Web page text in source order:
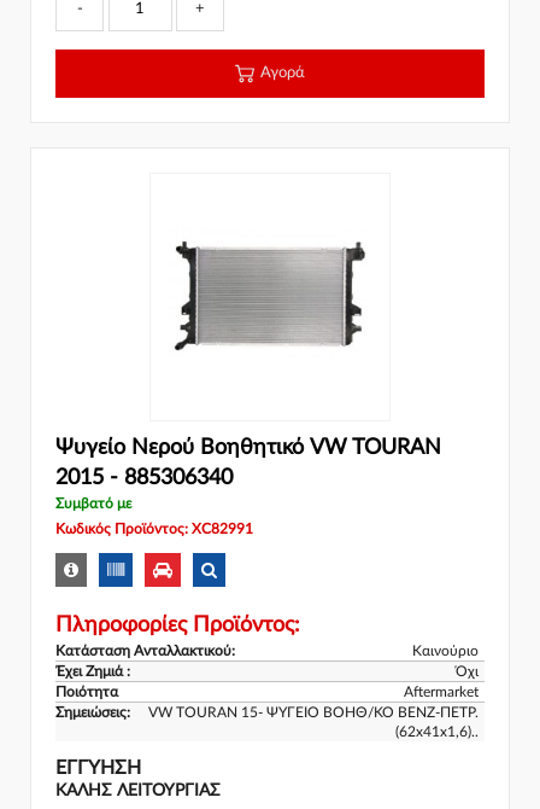
- +
Αγορά
Ψυγείο Νερού Βοηθητικό VW TOURAN
2015 - 885306340
Συμβατό με
Κωδικός Προϊόντος: XC82991
Πληροφορίες Προϊόντος:
Κατάσταση Ανταλλακτικού:
Καινούριο
Έχει Ζημιά :
Όχι
Ποιότητα
Aftermarket
Σημειώσεις:
VW TOURAN 15- ΨΥΓΕΙΟ ΒΟΗΘ/ΚΟ ΒΕΝΖ-ΠΕΤΡ.
(62x41x1,6)..
ΕΓΓΎΗΣΗ
ΚΑΛΗΣ ΛΕΙΤΟΥΡΓΙΑΣ